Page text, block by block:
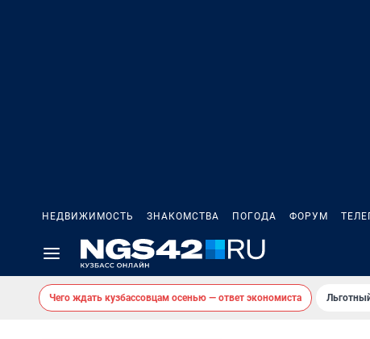
НЕДВИЖИМОСТЬ ЗНАКОМСТВА ПОГОДА ФОРУМ
Чего ждать кузбассовцам осенью — ответ экономиста